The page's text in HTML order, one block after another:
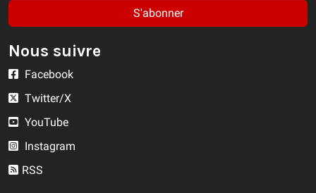
S'abonner
Nous suivre
Facebook
Twitter/X
YouTube
Instagram
RSS